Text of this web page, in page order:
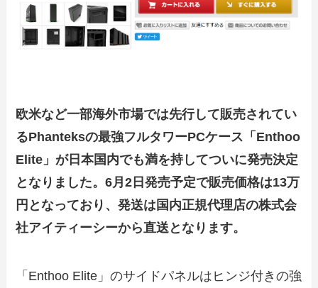
欧米など一部海外市場では先行して販売されてい
るPhanteksの最強フルタワーPCケース「Enthoo
Elite」が日本国内でも満を持してついに発売決定
となりました。6月2日発売予定で販売価格は13万
円となっており、発送は国内正規代理店の株式会
社アイティーシーから直送となります。
「Enthoo Elite」のサイドパネルはヒンジ付きの強